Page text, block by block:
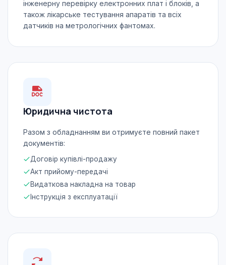
інженерну перевірку електронних плат і блоків, а
також лікарське тестування апаратів та всіх
датчиків на метрологічних фантомах.
Юридична чистота
Разом з обладнанням ви отримуєте повний пакет
документів:
Договір купівлі-продажу
Акт прийому-передачі
Видаткова накладна на товар
Інструкція з експлуатації